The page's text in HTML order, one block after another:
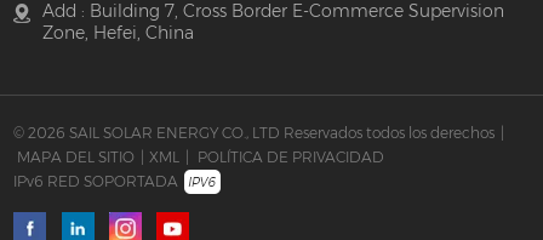
Add : Building 7, Cross Border E-Commerce Supervision
Zone, Hefei, China
© 2026 SAIL SOLAR ENERGY CO., LTD Reservados todos los derechos |
MAPA DEL SITIO | XML | POLÍTICA DE PRIVACIDAD
IPv6 RED SOPORTADA